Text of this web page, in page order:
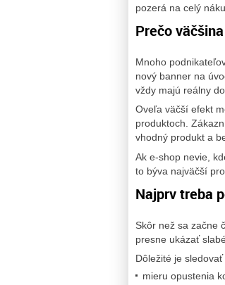
pozerá na celý
Prečo
Mnoho
nový banner na
vždy majú reálny
Oveľa väčší efekt
produktoch.
vhodný produkt a
Ak e-shop nevie,
to býva najväčší
Najprv treba
Skôr než sa začne
presne ukázať
Dôležité je
mieru opustenia